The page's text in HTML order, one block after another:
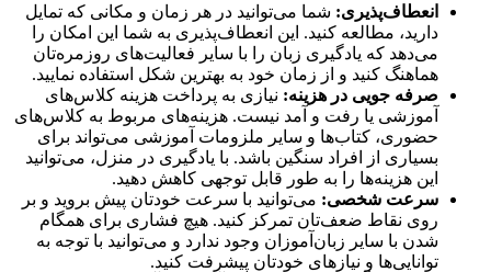
انعطاف‌پذیری: شما می‌توانید در هر زمان و مکانی که تمایل
دارید، مطالعه کنید. این انعطاف‌پذیری به شما این امکان را
می‌دهد که یادگیری زبان را با سایر فعالیت‌های روزمره‌تان
هماهنگ کنید و از زمان خود به بهترین شکل استفاده نمایید.
صرفه جویی در هزینه: نیازی به پرداخت هزینه کلاس‌های
آموزشی یا رفت و آمد نیست. هزینه‌های مربوط به کلاس‌های
حضوری، کتاب‌ها و سایر ملزومات آموزشی می‌تواند برای
بسیاری از افراد سنگین باشد. با یادگیری در منزل، می‌توانید
این هزینه‌ها را به طور قابل توجهی کاهش دهید.
سرعت شخصی: می‌توانید با سرعت خودتان پیش بروید و بر
روی نقاط ضعف‌تان تمرکز کنید. هیچ فشاری برای همگام
شدن با سایر زبان‌آموزان وجود ندارد و می‌توانید با توجه به
توانایی‌ها و نیازهای خودتان پیشرفت کنید.